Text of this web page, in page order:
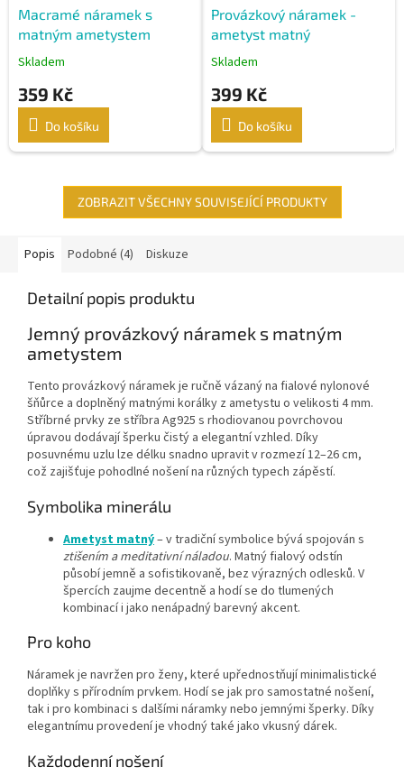
Macramé náramek s
matným ametystem
Skladem
359 Kč
Do košíku
Provázkový náramek -
ametyst matný
Skladem
399 Kč
Do košíku
ZOBRAZIT VŠECHNY SOUVISEJÍCÍ PRODUKTY
Popis Podobné (4) Diskuze
Detailní popis produktu
Jemný provázkový náramek s matným
ametystem
Tento provázkový náramek je ručně vázaný na fialové nylonové
šňůrce a doplněný matnými korálky z ametystu o velikosti 4 mm.
Stříbrné prvky ze stříbra Ag925 s rhodiovanou povrchovou
úpravou dodávají šperku čistý a elegantní vzhled. Díky
posuvnému uzlu lze délku snadno upravit v rozmezí 12–26 cm,
což zajišťuje pohodlné nošení na různých typech zápěstí.
Symbolika minerálu
Ametyst matný– v tradiční symbolice bývá spojován s
ztišením a meditativní náladou. Matný fialový odstín
působí jemně a sofistikovaně, bez výrazných odlesků. V
špercích zaujme decentně a hodí se do tlumených
kombinací i jako nenápadný barevný akcent.
Pro koho
Náramek je navržen pro ženy, které upřednostňují minimalistické
doplňky s přírodním prvkem. Hodí se jak pro samostatné nošení,
tak i pro kombinaci s dalšími náramky nebo jemnými šperky. Díky
elegantnímu provedení je vhodný také jako vkusný dárek.
Každodenní nošení